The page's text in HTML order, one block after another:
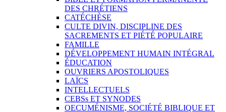
DES CHRÉTIENS
CATÉCHÈSE
CULTE DIVIN, DISCIPLINE DES
SACREMENTS ET PIÉTÉ POPULAIRE
FAMILLE
DÉVELOPPEMENT HUMAIN INTÉGRAL
ÉDUCATION
OUVRIERS APOSTOLIQUES
LAÏCS
INTELLECTUELS
CEBSs ET SYNODES
OECUMÉNISME, SOCIÉTÉ BIBLIQUE ET